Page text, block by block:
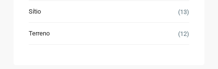
Sítio (13)
Terreno (12)